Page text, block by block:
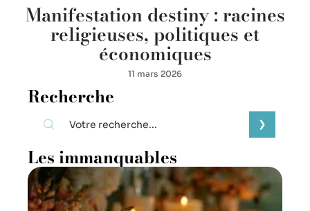
Manifestation destiny : racines
religieuses, politiques et
économiques
11 mars 2026
Recherche
Les immanquables